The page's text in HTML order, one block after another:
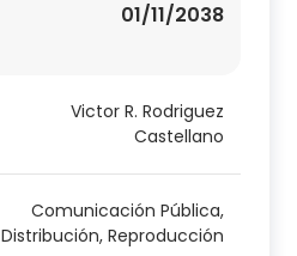
01/11/2038
Victor R. Rodriguez
Castellano
Comunicación Pública,
Distribución, Reproducción